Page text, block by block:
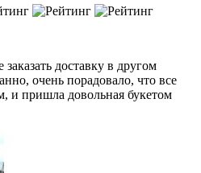
доставку в другом
очень порадовало, что все
и пришла довольная букетом